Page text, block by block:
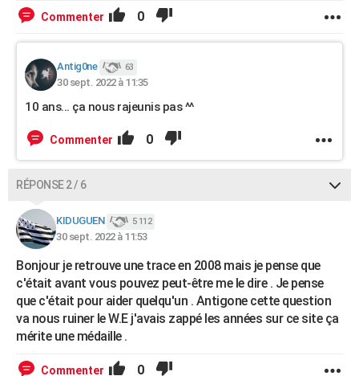
Commenter 0
Antig0ne 63
30 sept. 2022 à 11:35
10 ans... ça nous rajeunis pas ^^
Commenter 0
RÉPONSE 2 / 6
KIDUGUEN 5 112
30 sept. 2022 à 11:53
Bonjour je retrouve une trace en 2008 mais je pense que
c'était avant vous pouvez peut-être me le dire . Je pense
que c'était pour aider quelqu'un . Antigone cette question
va nous ruiner le W.E j'avais zappé les années sur ce site ça
mérite une médaille .
Commenter 0